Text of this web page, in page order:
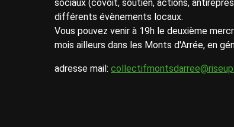
sociaux (covoit, soutien, actions,
différents évènements locaux.
Vous pouvez venir à 19h le deuxième
mois ailleurs dans les Monts d'Arrée, en
adresse mail: